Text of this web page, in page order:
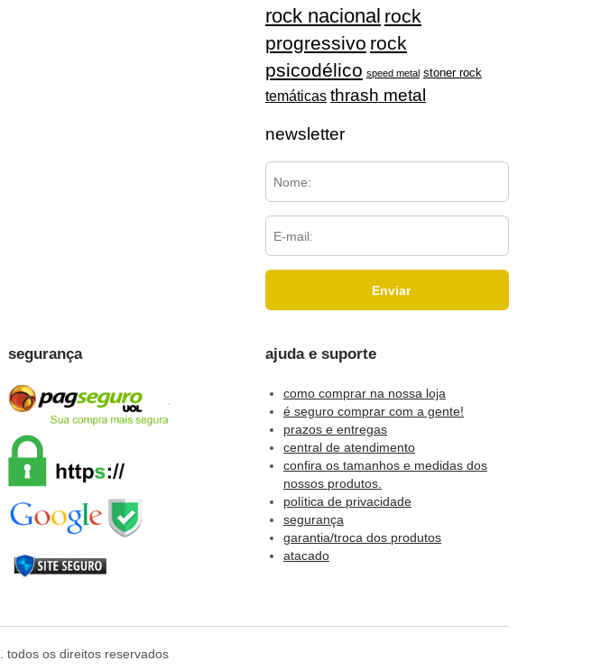
rock nacional rock
progressivo rock
psicodélico speed metal stoner rock
temáticas thrash metal
newsletter
segurança ajuda e suporte
como comprar na nossa loja
é seguro comprar com a gente!
prazos e entregas
central de atendimento
confira os tamanhos e medidas dos
nossos produtos.
política de privacidade
segurança
garantia/troca dos produtos
atacado
todos os direitos reservados